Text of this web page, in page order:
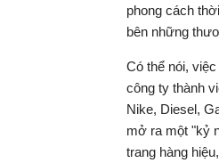
phong cách
bên những
Có thể nói,
công ty thành
Nike, Diesel,
mở ra một "kỷ
trang hàng